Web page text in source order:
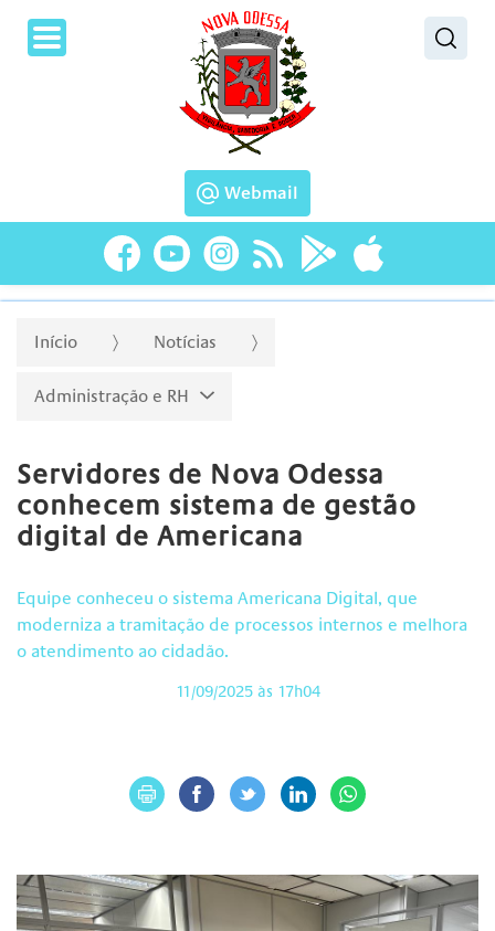
Webmail
Início Notícias
Administração e RH
Servidores de Nova Odessa
conhecem sistema de gestão
digital de Americana
Equipe conheceu o sistema Americana Digital, que
moderniza a tramitação de processos internos e melhora
o atendimento ao cidadão.
11/09/2025 às 17h04